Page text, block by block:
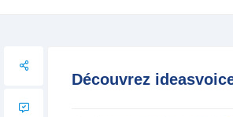
Découvrez